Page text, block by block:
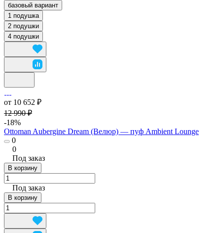
базовый вариант
1 подушка
2 подушки
4 подушки
от 10 652 ₽
12 990 ₽
-18%
Ottoman Aubergine Dream (Велюр) — пуф Ambient Lounge
0
0
Под заказ
В корзину
Под заказ
В корзину